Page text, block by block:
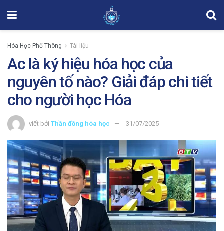
Hóa Học Phổ Thông Tài liệu
Ac là ký hiệu hóa học của
nguyên tố nào? Giải đáp chi tiết
cho người học Hóa
viết bởi Thần đồng hóa học 31/07/2025